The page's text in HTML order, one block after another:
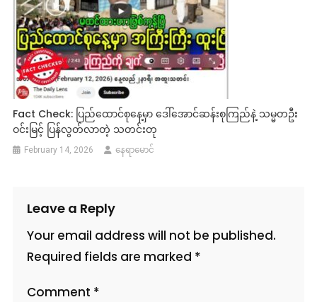
Fact Check: ပြည်ထောင်စုနေ့မှာ ဒေါ်အောင်ဆန်းစုကြည်နဲ့ သမ္မတဦး
ဝင်းမြင့် ပြန်လွတ်လာတဲ့ သတင်းတု
February 14, 2026 နေရာမောင်
Leave a Reply
Your email address will not be published.
Required fields are marked *
Comment *